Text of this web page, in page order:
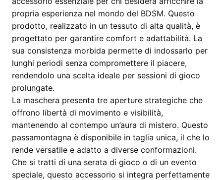
propria esperienza nel mondo del BDSM. Questo
prodotto, realizzato in un tessuto di alta qualità, è
progettato per garantire comfort e adattabilità. La
sua consistenza morbida permette di indossarlo per
lunghi periodi senza compromettere il piacere,
rendendolo una scelta ideale per sessioni di gioco
prolungate.
La maschera presenta tre aperture strategiche che
offrono libertà di movimento e visibilità,
mantenendo al contempo un’aura di mistero. Questo
passamontagna è disponibile in taglia unica, il che lo
rende versatile e adatto a diverse conformazioni.
Che si tratti di una serata di gioco o di un evento
speciale, questo accessorio si integra perfettamente